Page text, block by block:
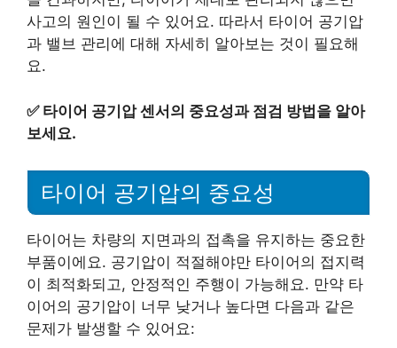
사고의 원인이 될 수 있어요. 따라서 타이어 공기압
과 밸브 관리에 대해 자세히 알아보는 것이 필요해
요.
✅ 타이어 공기압 센서의 중요성과 점검 방법을 알아
보세요.
타이어 공기압의 중요성
타이어는 차량의 지면과의 접촉을 유지하는 중요한
부품이에요. 공기압이 적절해야만 타이어의 접지력
이 최적화되고, 안정적인 주행이 가능해요. 만약 타
이어의 공기압이 너무 낮거나 높다면 다음과 같은
문제가 발생할 수 있어요: